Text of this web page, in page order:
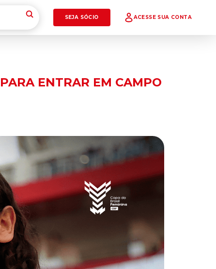
SEJA SÓCIO ACESSE SUA CONTA
ENTRAR EM CAMPO